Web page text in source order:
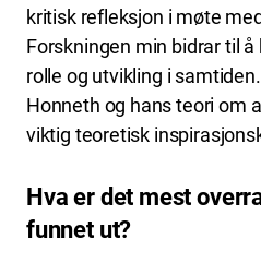
kritisk refleksjon i møte
Forskningen min bidrar til
rolle og utvikling i
Honneth og hans teori om
viktig teoretisk
Hva er det mest
funnet ut?